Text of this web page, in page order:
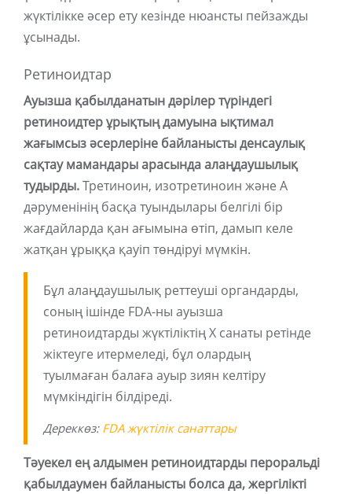
жүктілікке әсер ету кезінде нюансты пейзажды
ұсынады.
Ретиноидтар
Ауызша қабылданатын дәрілер түріндегі
ретиноидтер ұрықтың дамуына ықтимал
жағымсыз әсерлеріне байланысты денсаулық
сақтау мамандары арасында алаңдаушылық
тудырды.Третиноин, изотретиноин және А
дәруменінің басқа туындылары белгілі бір
жағдайларда қан ағымына өтіп, дамып келе
жатқан ұрыққа қауіп төндіруі мүмкін.
Бұл алаңдаушылық реттеуші органдарды,
соның ішінде FDA-ны ауызша
ретиноидтарды жүктіліктің X санаты ретінде
жіктеуге итермеледі, бұл олардың
туылмаған балаға ауыр зиян келтіру
мүмкіндігін білдіреді.
Дереккөз: FDA жүктілік санаттары
Тәуекел ең алдымен ретиноидтарды пероральді
қабылдаумен байланысты болса да, жергілікті